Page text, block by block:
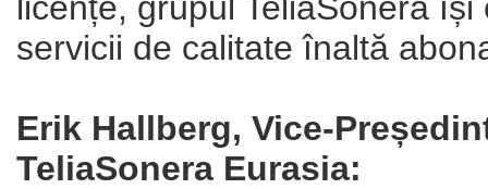
servicii de calitate înaltă
Erik Hallberg, Vice-
TeliaSonera Eurasia: